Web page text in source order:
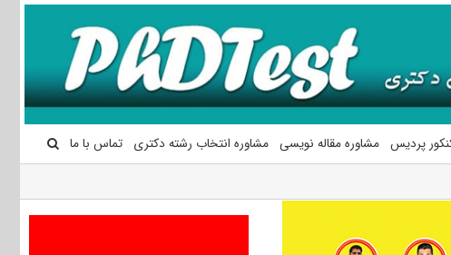
پردیس مشاوره مقاله نویسی مشاوره انتخاب رشته دکتری تماس با ما